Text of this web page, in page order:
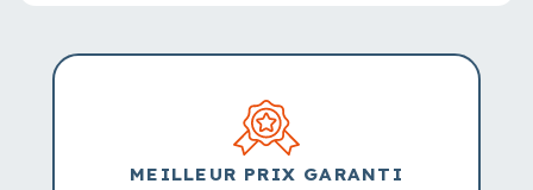
MEILLEUR PRIX GARANTI